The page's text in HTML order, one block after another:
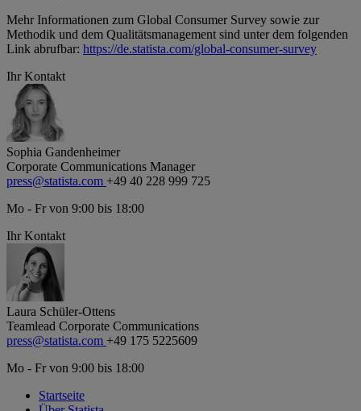
Mehr Informationen zum Global Consumer Survey sowie zur
Methodik und dem Qualitätsmanagement sind unter dem folgenden
Link abrufbar: https://de.statista.com/global-consumer-survey
Ihr Kontakt
Sophia Gandenheimer
Corporate Communications Manager
press@statista.com +49 40 228 999 725
Mo - Fr von 9:00 bis 18:00
Ihr Kontakt
Laura Schüler-Ottens
Teamlead Corporate Communications
press@statista.com +49 175 5225609
Mo - Fr von 9:00 bis 18:00
Startseite